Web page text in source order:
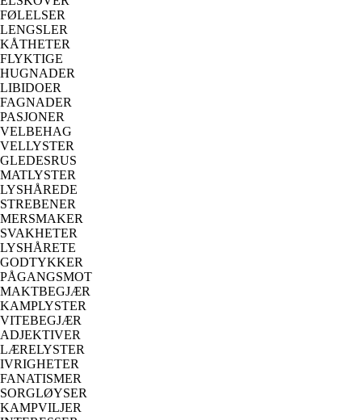
FØLELSER
LENGSLER
KÅTHETER
FLYKTIGE
HUGNADER
LIBIDOER
FAGNADER
PASJONER
VELBEHAG
VELLYSTER
GLEDESRUS
MATLYSTER
LYSHÅREDE
STREBENER
MERSMAKER
SVAKHETER
LYSHÅRETE
GODTYKKER
PÅGANGSMOT
MAKTBEGJÆR
KAMPLYSTER
VITEBEGJÆR
ADJEKTIVER
LÆRELYSTER
IVRIGHETER
FANATISMER
SORGLØYSER
KAMPVILJER